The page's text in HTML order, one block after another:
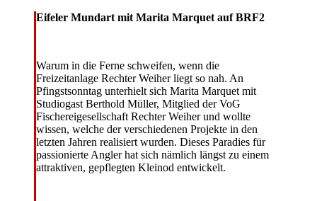
Eifeler Mundart mit Marita Marquet auf BRF2
Warum in die Ferne schweifen, wenn die
Freizeitanlage Rechter Weiher liegt so nah. An
Pfingstsonntag unterhielt sich Marita Marquet mit
Studiogast Berthold Müller, Mitglied der VoG
Fischereigesellschaft Rechter Weiher und wollte
wissen, welche der verschiedenen Projekte in den
letzten Jahren realisiert wurden. Dieses Paradies für
passionierte Angler hat sich nämlich längst zu einem
attraktiven, gepflegten Kleinod entwickelt.